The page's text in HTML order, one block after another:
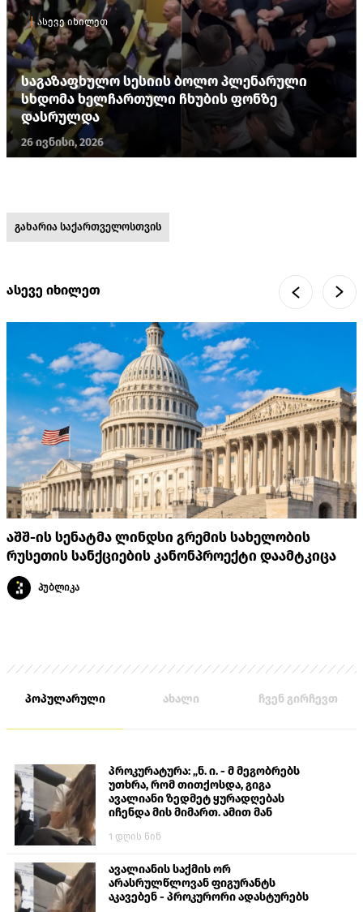
ასევე იხილეთ
საგაზაფხულო სესიის ბოლო პლენარული
სხდომა ხელჩართული ჩხუბის ფონზე
დასრულდა
26 ივნისი, 2026
გახარია საქართველოსთვის
ასევე იხილეთ
აშშ-ის სენატმა ლინდსი გრემის სახელობის
რუსეთის სანქციების კანონპროექტი დაამტკიცა
პუბლიკა
პოპულარული ახალი ჩვენ გირჩევთ
პროკურატურა: „ნ. ი. - მ მეგობრებს
უთხრა, რომ თითქოსდა, გიგა
ავალიანი ზედმეტ ყურადღებას
იჩენდა მის მიმართ. ამით მან
თავს დასხმოდა გიგა ავალიანს“
1 დღის წინ
ავალიანის საქმის ორ
არასრულწლოვან ფიგურანტს
აკავებენ - პროკურორი ადასტურებს